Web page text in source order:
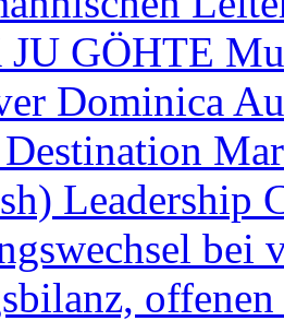
JU GÖHTE
Dominica
Destination
Leadership
bei